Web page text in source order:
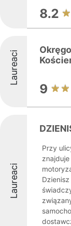
8.2
Laureaci
9
Laureaci
Przy